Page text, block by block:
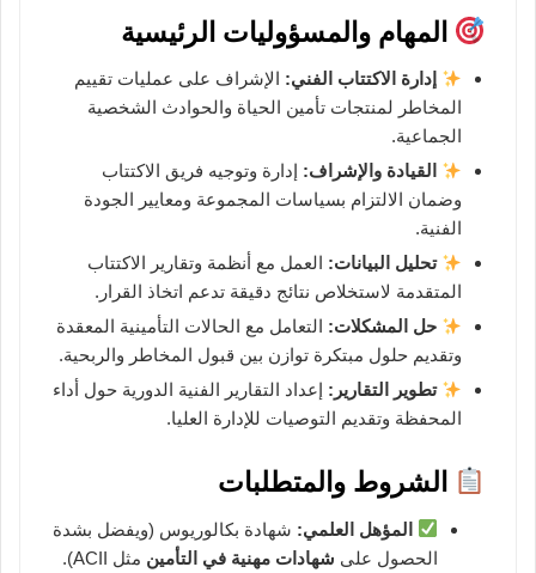
المهام والمسؤوليات الرئيسية
إدارة الاكتتاب الفني: الإشراف على عمليات تقييم
المخاطر لمنتجات تأمين الحياة والحوادث الشخصية
الجماعية.
القيادة والإشراف: إدارة وتوجيه فريق الاكتتاب
وضمان الالتزام بسياسات المجموعة ومعايير الجودة
الفنية.
تحليل البيانات: العمل مع أنظمة وتقارير الاكتتاب
المتقدمة لاستخلاص نتائج دقيقة تدعم اتخاذ القرار.
حل المشكلات: التعامل مع الحالات التأمينية المعقدة
وتقديم حلول مبتكرة توازن بين قبول المخاطر والربحية.
تطوير التقارير: إعداد التقارير الفنية الدورية حول أداء
المحفظة وتقديم التوصيات للإدارة العليا.
الشروط والمتطلبات
المؤهل العلمي: شهادة بكالوريوس (ويفضل بشدة
الحصول على شهادات مهنية في التأمين مثل ACII).